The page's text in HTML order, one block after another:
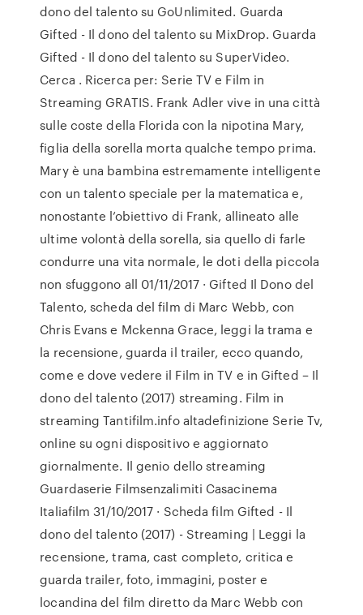
dono del talento su GoUnlimited. Guarda
Gifted - Il dono del talento su MixDrop. Guarda
Gifted - Il dono del talento su SuperVideo.
Cerca . Ricerca per: Serie TV e Film in
Streaming GRATIS. Frank Adler vive in una città
sulle coste della Florida con la nipotina Mary,
figlia della sorella morta qualche tempo prima.
Mary è una bambina estremamente intelligente
con un talento speciale per la matematica e,
nonostante l’obiettivo di Frank, allineato alle
ultime volontà della sorella, sia quello di farle
condurre una vita normale, le doti della piccola
non sfuggono all 01/11/2017 · Gifted Il Dono del
Talento, scheda del film di Marc Webb, con
Chris Evans e Mckenna Grace, leggi la trama e
la recensione, guarda il trailer, ecco quando,
come e dove vedere il Film in TV e in Gifted – Il
dono del talento (2017) streaming. Film in
streaming Tantifilm.info altadefinizione Serie Tv,
online su ogni dispositivo e aggiornato
giornalmente. Il genio dello streaming
Guardaserie Filmsenzalimiti Casacinema
Italiafilm 31/10/2017 · Scheda film Gifted - Il
dono del talento (2017) - Streaming | Leggi la
recensione, trama, cast completo, critica e
guarda trailer, foto, immagini, poster e
locandina del film diretto da Marc Webb con